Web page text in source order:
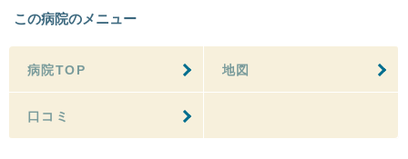
この病院のメニュー
病院TOP 地図
口コミ